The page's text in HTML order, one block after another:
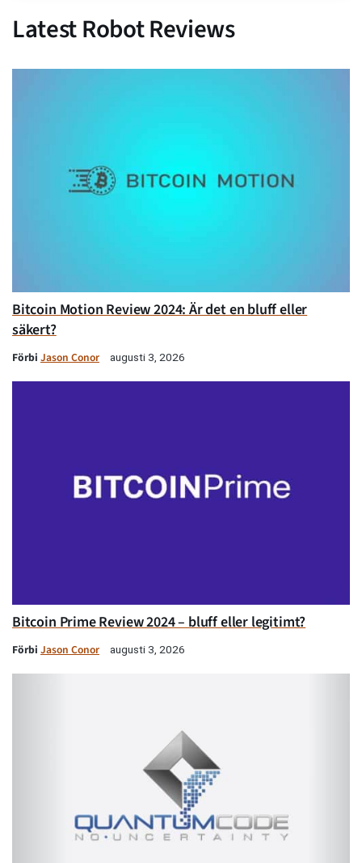
Latest Robot Reviews
Bitcoin Motion Review 2024: Är det en bluff eller
säkert?
Förbi Jason Conor augusti 3, 2026
Bitcoin Prime Review 2024 – bluff eller legitimt?
Förbi Jason Conor augusti 3, 2026